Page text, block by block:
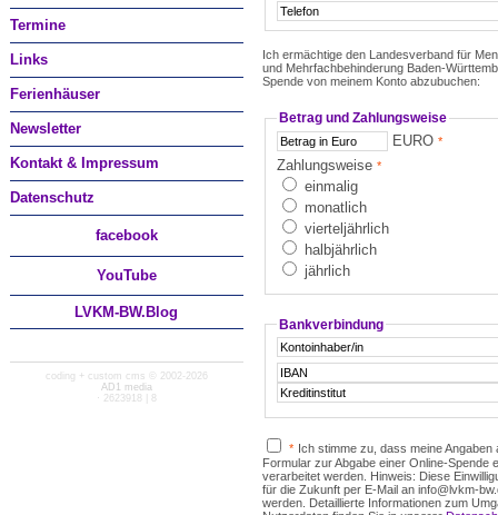
Termine
Links
Ferienhäuser
Newsletter
Kontakt & Impressum
Datenschutz
facebook
YouTube
LVKM-BW.Blog
coding + custom cms © 2002-2026
AD1 media
· 2623918 | 8
Ich ermächtige den Landesverband für
und Mehrfachbehinderung Baden-
Spende von meinem Konto abzubuchen:
Betrag und Zahlungsweise
EURO *
Zahlungsweise *
einmalig
monatlich
vierteljährlich
halbjährlich
jährlich
Bankverbindung
* Ich stimme zu, dass meine Angaben
Formular zur Abgabe einer Online-Spende
verarbeitet werden. Hinweis: Diese
für die Zukunft per E-Mail an info@lvkm-
werden. Detaillierte Informationen zum